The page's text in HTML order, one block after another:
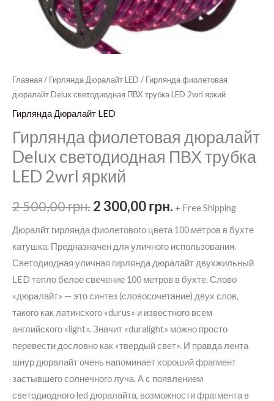
Главная / Гирлянда Дюралайт LED / Гирлянда фиолетовая
дюралайт Delux светодиодная ПВХ трубка LED 2wrl яркий
Гирлянда Дюралайт LED
Гирлянда фиолетовая дюралайт
Delux светодиодная ПВХ трубка
LED 2wrl яркий
2 500,00грн.Первоначальная
цена
составляла
2
500,00 грн..
2 300,00грн.Текущая
цена:
2
300,00 грн..
+ Free Shipping
Дюралйт гирлянда фиолетового цвета 100 метров в бухте
катушка. Предназначен для уличного использования.
Светодиодная уличная гирлянда дюралайт двухжильный
LED тепло белое свечение 100 метров в бухте. Слово
«дюралайт» — это синтез (словосочетание) двух слов,
такого как латинского «durus» и известного всем
английского «light». Значит «duralight» можно просто
перевести дословно как «твердый свет». И правда лента
шнур дюралайт очень напоминает хороший фрагмент
застывшего солнечного луча. А с появлением
светодиодного led дюралайта, возможности фрагмента в